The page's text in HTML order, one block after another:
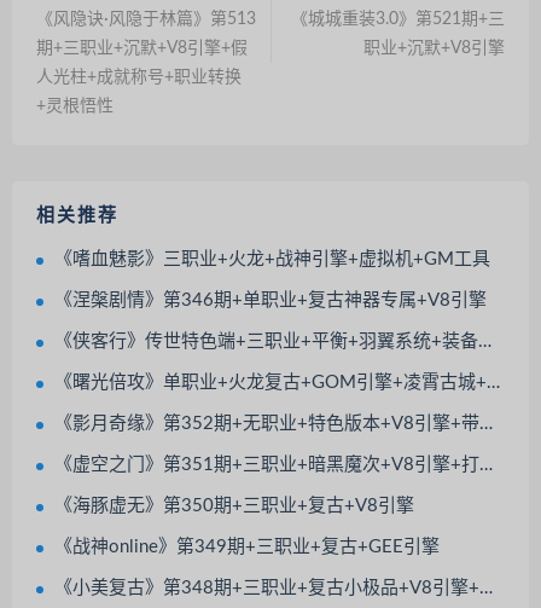
《风隐诀·风隐于林篇》第513
期+三职业+沉默+V8引擎+假
人光柱+成就称号+职业转换
+灵根悟性
《城城重装3.0》第521期+三
职业+沉默+V8引擎
相关推荐
《嗜血魅影》三职业+火龙+战神引擎+虚拟机+GM工具
《涅槃剧情》第346期+单职业+复古神器专属+V8引擎
《侠客行》传世特色端+三职业+平衡+羽翼系统+装备镇魔+极品继承
《曙光倍攻》单职业+火龙复古+GOM引擎+凌霄古城+九五之尊+强者本来+BOSS之家
《影月奇缘》第352期+无职业+特色版本+V8引擎+带光柱+觉醒大师+除魔副本
《虚空之门》第351期+三职业+暗黑魔次+V8引擎+打技能书+宠物大使+神佑法宝
《海豚虚无》第350期+三职业+复古+V8引擎
《战神online》第349期+三职业+复古+GEE引擎
《小美复古》第348期+三职业+复古小极品+V8引擎+特色BUFF+极品套装倍攻